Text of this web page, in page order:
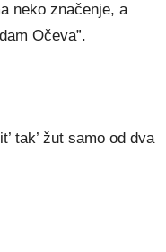
neko značenje, a
Očeva”.
tak’ žut samo od dva